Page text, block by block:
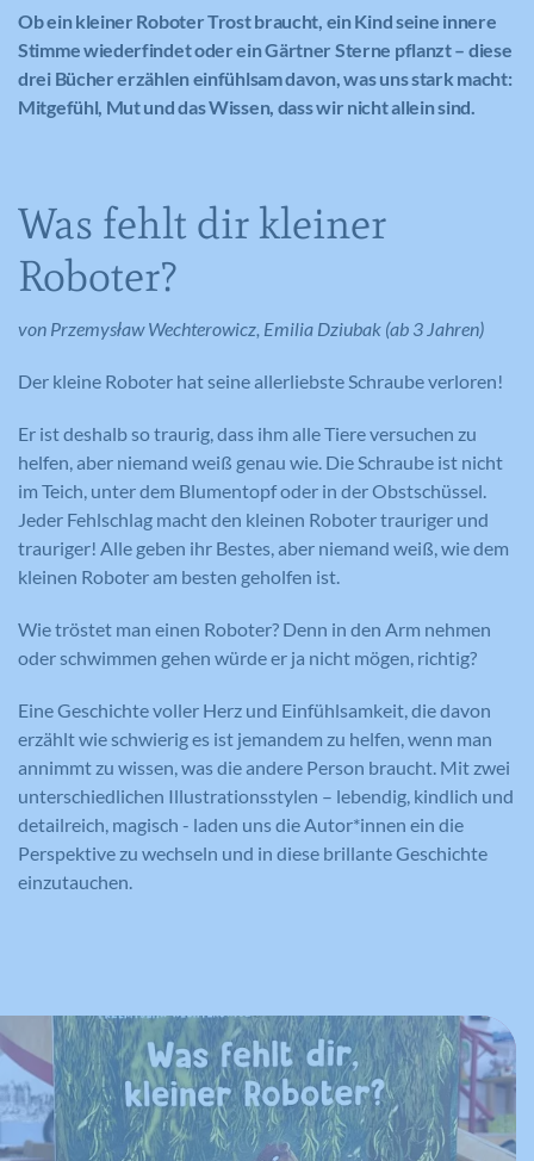
Ob ein kleiner Roboter Trost braucht, ein Kind seine innere
Stimme wiederfindet oder ein Gärtner Sterne pflanzt – diese
drei Bücher erzählen einfühlsam davon, was uns stark macht:
Mitgefühl, Mut und das Wissen, dass wir nicht allein sind.
Was fehlt dir kleiner
Roboter?
von Przemysław Wechterowicz, Emilia Dziubak (ab 3 Jahren)
Der kleine Roboter hat seine allerliebste Schraube verloren!
Er ist deshalb so traurig, dass ihm alle Tiere versuchen zu
helfen, aber niemand weiß genau wie. Die Schraube ist nicht
im Teich, unter dem Blumentopf oder in der Obstschüssel.
Jeder Fehlschlag macht den kleinen Roboter trauriger und
trauriger! Alle geben ihr Bestes, aber niemand weiß, wie dem
kleinen Roboter am besten geholfen ist.
Wie tröstet man einen Roboter? Denn in den Arm nehmen
oder schwimmen gehen würde er ja nicht mögen, richtig?
Eine Geschichte voller Herz und Einfühlsamkeit, die davon
erzählt wie schwierig es ist jemandem zu helfen, wenn man
annimmt zu wissen, was die andere Person braucht. Mit zwei
unterschiedlichen Illustrationsstylen – lebendig, kindlich und
detailreich, magisch - laden uns die Autor*innen ein die
Perspektive zu wechseln und in diese brillante Geschichte
einzutauchen.